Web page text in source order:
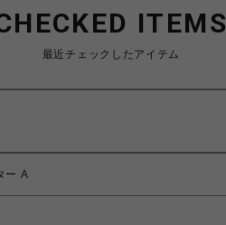
ITEMS
最近チェックしたアイテム
ー A